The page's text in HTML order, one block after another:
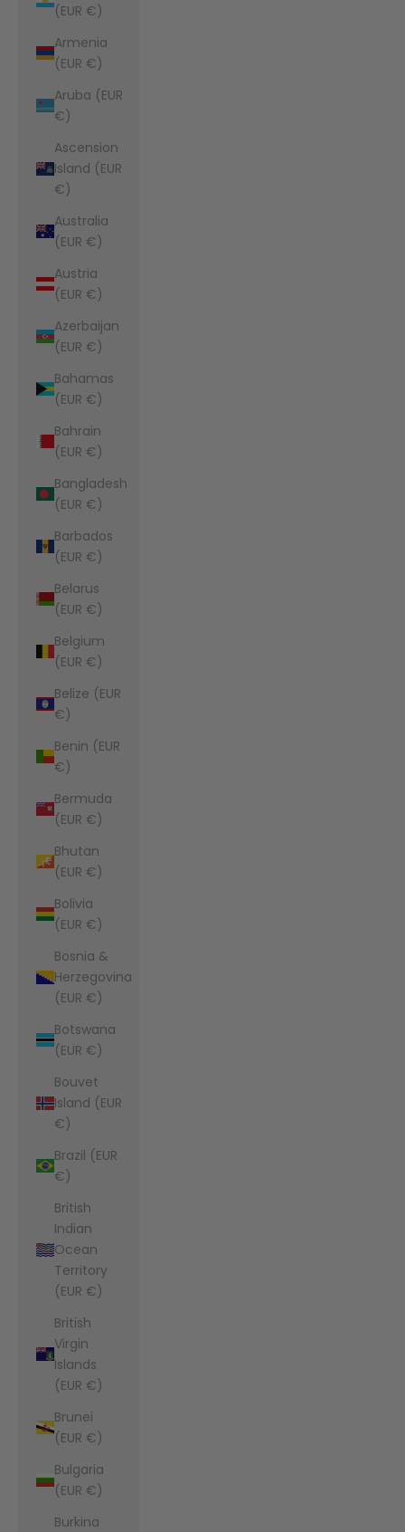
(EUR €)
Armenia
(EUR €)
Aruba (EUR
€)
Ascension
Island (EUR
€)
Australia
(EUR €)
Austria
(EUR €)
Azerbaijan
(EUR €)
Bahamas
(EUR €)
Bahrain
(EUR €)
Bangladesh
(EUR €)
Barbados
(EUR €)
Belarus
(EUR €)
Belgium
(EUR €)
Belize (EUR
€)
Benin (EUR
€)
Bermuda
(EUR €)
Bhutan
(EUR €)
Bolivia
(EUR €)
Bosnia &
Herzegovina
(EUR €)
Botswana
(EUR €)
Bouvet
Island (EUR
€)
Brazil (EUR
€)
British
Indian
Ocean
Territory
(EUR €)
British
Virgin
Islands
(EUR €)
Brunei
(EUR €)
Bulgaria
(EUR €)
Burkina